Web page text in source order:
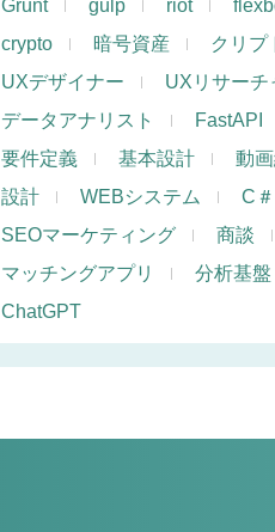
Grunt
gulp riot
crypto
暗号資産 クリプ
UXデザイナー
UXリサーチ
データアナリスト
FastAPI
要件定義
基本設計 動
設計
WEBシステム C＃
SEOマーケティング
商談
マッチングアプリ
分析基盤
ChatGPT